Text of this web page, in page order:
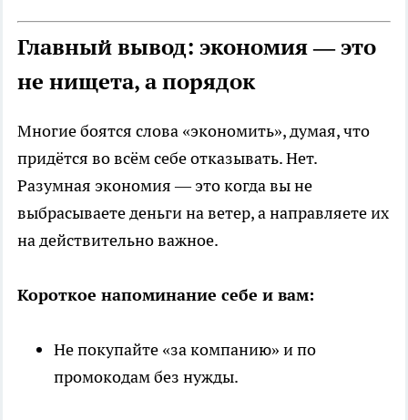
Главный вывод: экономия — это
не нищета, а порядок
Многие боятся слова «экономить», думая, что
придётся во всём себе отказывать. Нет.
Разумная экономия — это когда вы не
выбрасываете деньги на ветер, а направляете их
на действительно важное.
Короткое напоминание себе и вам:
Не покупайте «за компанию» и по
промокодам без нужды.